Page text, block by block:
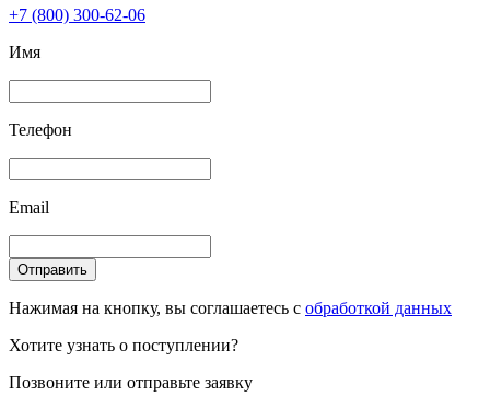
+7 (800) 300-62-06
Имя
Телефон
Email
Отправить
Нажимая на кнопку, вы соглашаетесь с обработкой данных
Хотите узнать о поступлении?
Позвоните или отправьте заявку